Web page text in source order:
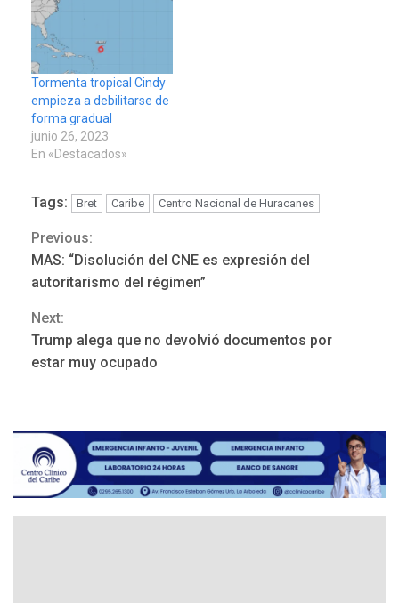
Tormenta tropical Cindy
empieza a debilitarse de
forma gradual
junio 26, 2023
En «Destacados»
Tags: Bret Caribe Centro Nacional de Huracanes
Continue
Reading
Previous:
MAS: “Disolución del CNE es expresión del
autoritarismo del régimen”
Next:
Trump alega que no devolvió documentos por
estar muy ocupado
ÚLTIMA HORA
REGIONALES ÚLTIMA HORA
Instituciones estadales se
suman al Plan Agosto de
Escuelas Abiertas 2026